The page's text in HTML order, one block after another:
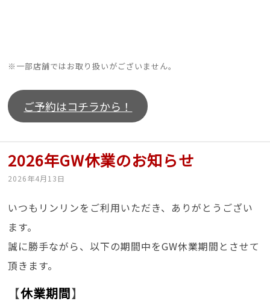
※一部店舗ではお取り扱いがございません。
ご予約はコチラから！
2026年GW休業のお知らせ
2026年4月13日
いつもリンリンをご利用いただき、ありがとうござい
ます。
誠に勝手ながら、以下の期間中をGW休業期間とさせて
頂きます。
【休業期間】